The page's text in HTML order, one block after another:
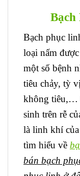
Bạch
Bạch phục
loại nấm
một số bệnh
tiêu chảy, tỳ
không tiêu,…
sinh trên rễ
là linh khí
tìm hiểu về
bán bạch